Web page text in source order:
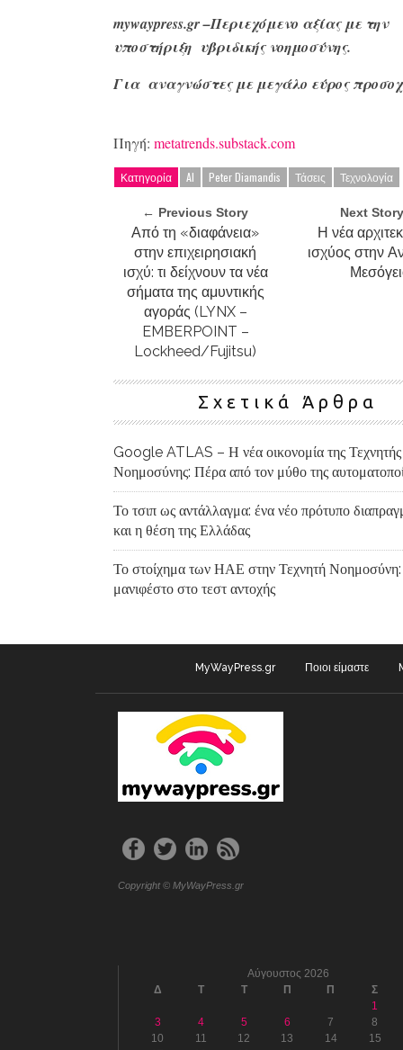
mywaypress.gr –Περιεχόμενο αξίας με την
υποστήριξη υβριδικής νοημοσύνης.
Για αναγνώστες με μεγάλο εύρος
Πηγή: metatrends.substack.com
Κατηγορία AI Peter Diamandis Τάσεις Τεχνολογία
← Previous Story
Από τη «διαφάνεια»
στην επιχειρησιακή
ισχύ: τι δείχνουν τα νέα
σήματα της αμυντικής
αγοράς (LYNX –
EMBERPOINT –
Lockheed/Fujitsu)
Next
Η νέα
ισχύος στην
Σχετικά Άρθρα
Google ATLAS – Η νέα οικονομία της Τεχνητής
Νοημοσύνης: Πέρα από τον μύθο της
Το τσιπ ως αντάλλαγμα: ένα νέο πρότυπο
και η θέση της Ελλάδας
Το στοίχημα των ΗΑΕ στην Τεχνητή Νοημοσύνη:
μανιφέστο στο τεστ αντοχής
MyWayPress.gr Ποιοι είμαστε
Copyright © MyWayPress.gr
Αύγουστος 2026
Δ
Τ Τ Π Π
Σ
1
3
4 5 6 7
8
10
11 12 13 14
15